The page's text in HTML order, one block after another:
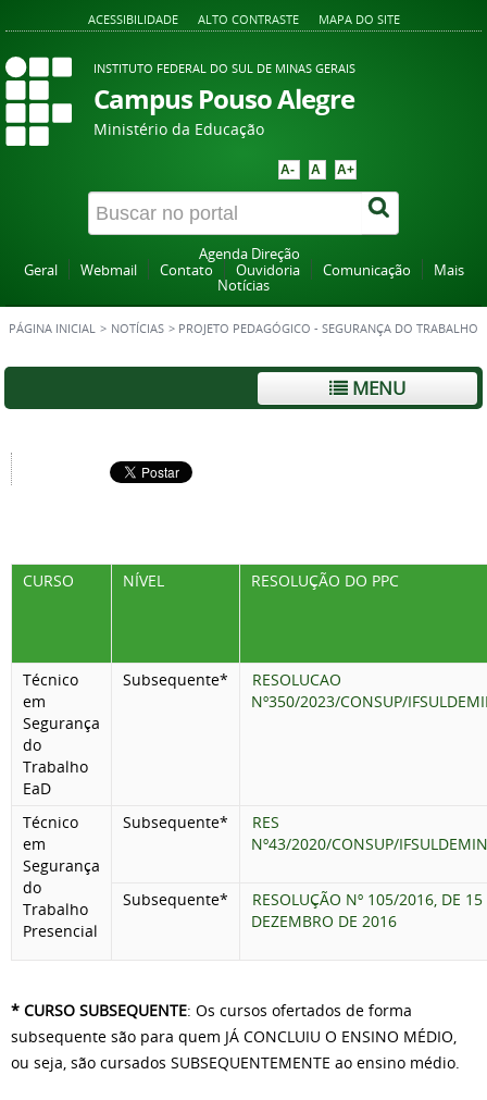
ACESSIBILIDADE ALTO CONTRASTE MAPA DO SITE
INSTITUTO FEDERAL DO SUL DE MINAS GERAIS
Campus Pouso Alegre
Ministério da Educação
A- A A+
Agenda Direção
Geral
Webmail Contato Ouvidoria Comunicação
Mais
Notícias
PÁGINA INICIAL > NOTÍCIAS > PROJETO PEDAGÓGICO - SEGURANÇA DO TRABALHO
MENU
CURSO NÍVEL RESOLUÇÃO DO PPC
Técnico
em
Segurança
do
Trabalho
EaD
Subsequente*
RESOLUCAO
Nº350/2023/CONSUP/
Técnico
em
Segurança
do
Trabalho
Presencial
Subsequente*
RES
Nº43/2020/CONSUP/
Subsequente*
RESOLUÇÃO Nº 105/2016, DE 15
DEZEMBRO DE 2016
* CURSO SUBSEQUENTE: Os cursos ofertados de forma
subsequente são para quem JÁ CONCLUIU O ENSINO MÉDIO,
ou seja, são cursados SUBSEQUENTEMENTE ao ensino médio.